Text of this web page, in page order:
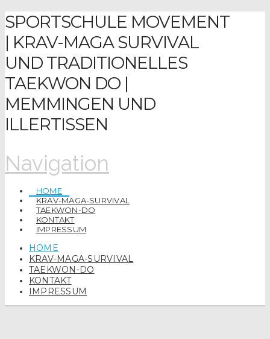
SPORTSCHULE MOVEMENT
| KRAV-MAGA SURVIVAL
UND TRADITIONELLES
TAEKWON DO |
MEMMINGEN UND
ILLERTISSEN
Navigation
HOME
KRAV-MAGA-SURVIVAL
TAEKWON-DO
KONTAKT
IMPRESSUM
HOME
KRAV-MAGA-SURVIVAL
TAEKWON-DO
KONTAKT
IMPRESSUM